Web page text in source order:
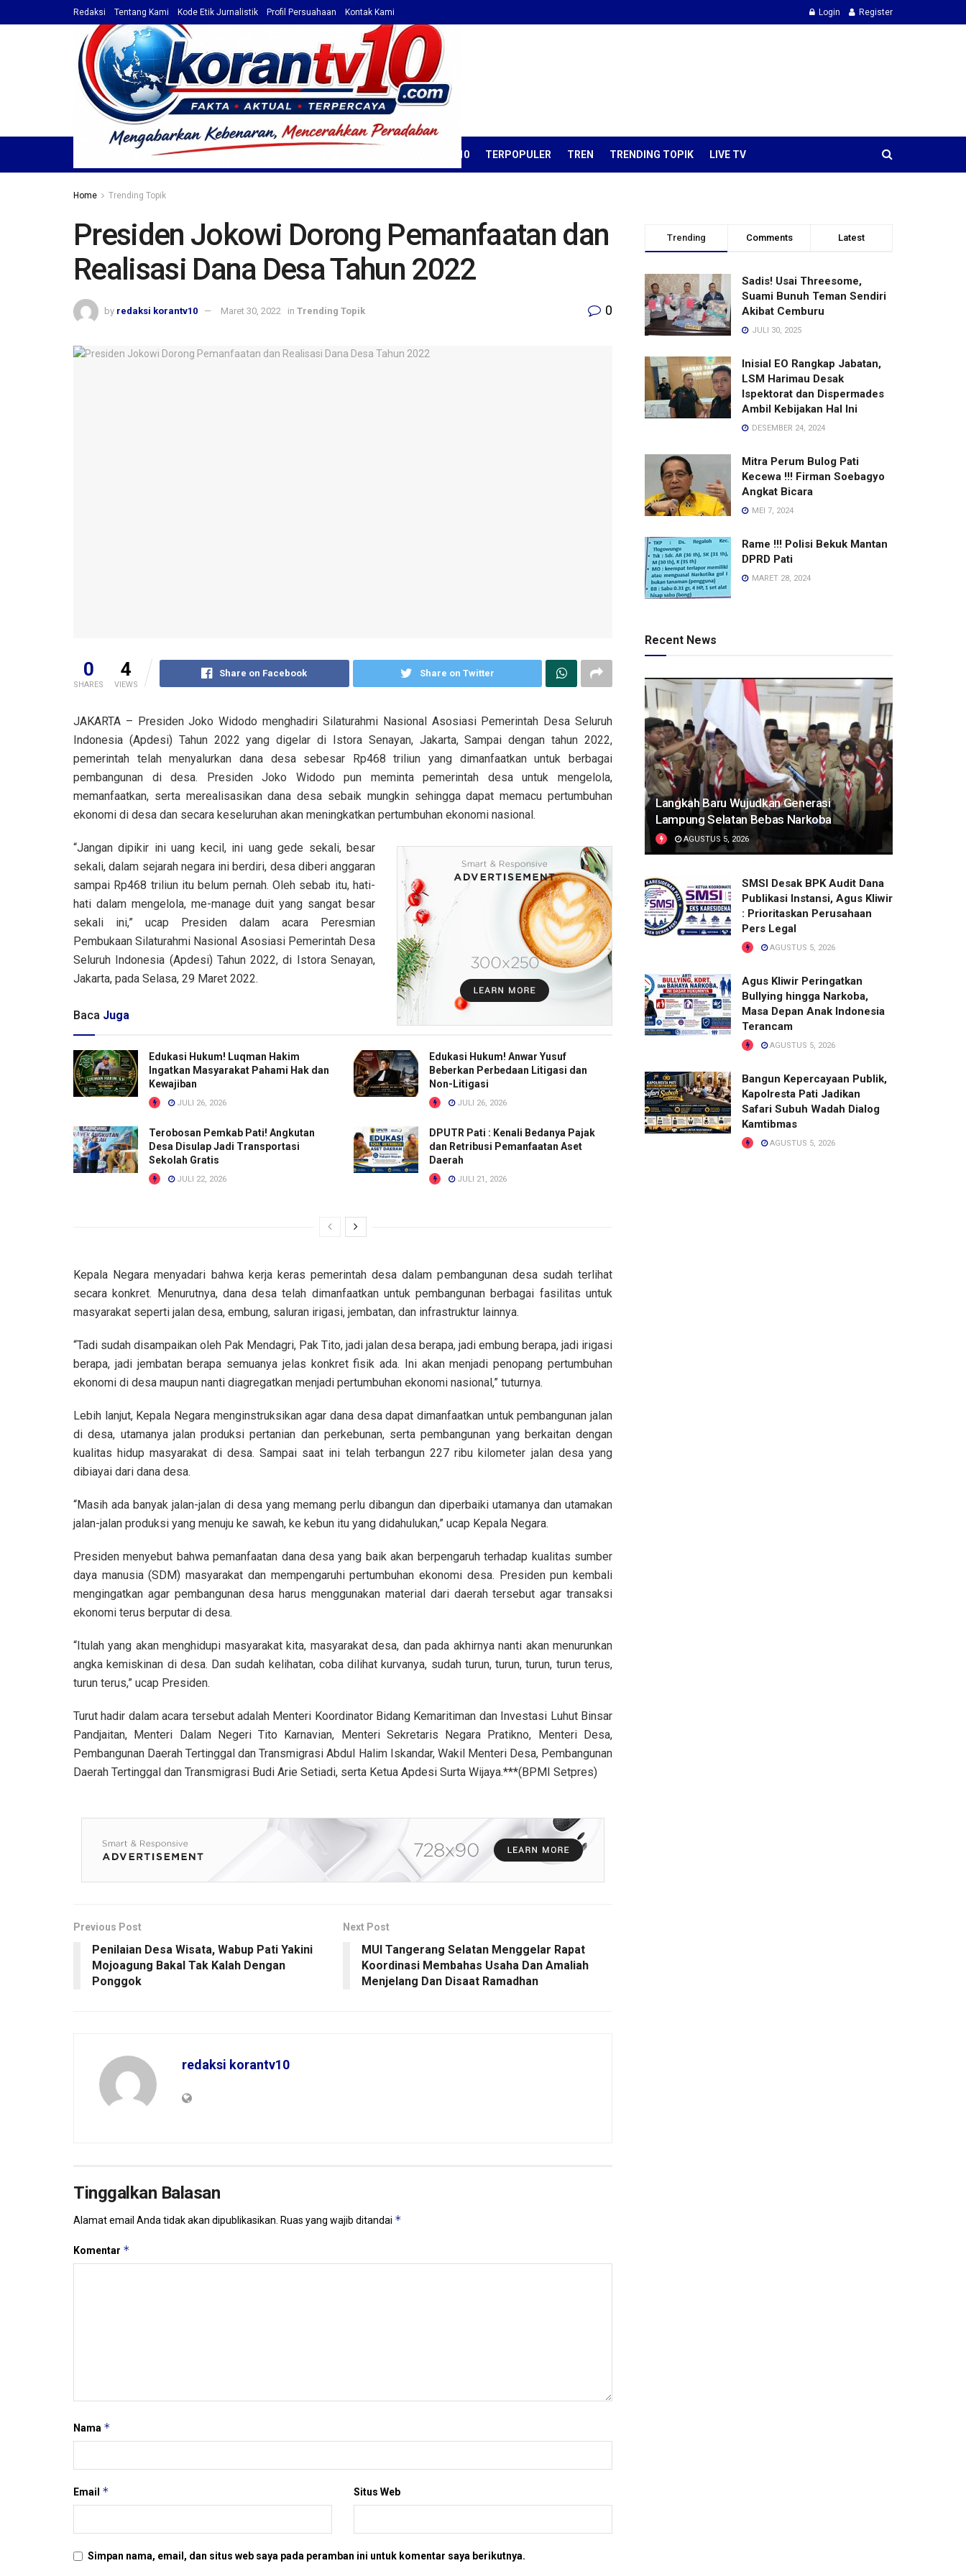
Redaksi Tentang Kami Kode Etik Jurnalistik Profil Persuahaan Kontak Kami Login Register
TOP NEWS BERITA KORAN TV10 TERPOPULER TREN TRENDING TOPIK LIVE TV
Home Trending Topik
Presiden Jokowi Dorong Pemanfaatan dan
Realisasi Dana Desa Tahun 2022
by redaksi korantv10 Maret 30, 2022 in Trending Topik 0
0
SHARES
4
VIEWS
Share on Facebook Share on Twitter
JAKARTA – Presiden Joko Widodo menghadiri Silaturahmi Nasional Asosiasi Pemerintah Desa Seluruh
Indonesia (Apdesi) Tahun 2022 yang digelar di Istora Senayan, Jakarta, Sampai dengan tahun 2022,
pemerintah telah menyalurkan dana desa sebesar Rp468 triliun yang dimanfaatkan untuk berbagai
pembangunan di desa. Presiden Joko Widodo pun meminta pemerintah desa untuk mengelola,
memanfaatkan, serta merealisasikan dana desa sebaik mungkin sehingga dapat memacu pertumbuhan
ekonomi di desa dan secara keseluruhan akan meningkatkan pertumbuhan ekonomi nasional.
“Jangan dipikir ini uang kecil, ini uang gede sekali, besar
sekali, dalam sejarah negara ini berdiri, desa diberi anggaran
sampai Rp468 triliun itu belum pernah. Oleh sebab itu, hati-
hati dalam mengelola, me-manage duit yang sangat besar
sekali ini,” ucap Presiden dalam acara Peresmian
Pembukaan Silaturahmi Nasional Asosiasi Pemerintah Desa
Seluruh Indonesia (Apdesi) Tahun 2022, di Istora Senayan,
Jakarta, pada Selasa, 29 Maret 2022.
Baca Juga
Edukasi Hukum! Luqman Hakim
Ingatkan Masyarakat Pahami Hak dan
Kewajiban
JULI 26, 2026
Edukasi Hukum! Anwar Yusuf
Beberkan Perbedaan Litigasi dan
Non-Litigasi
JULI 26, 2026
Terobosan Pemkab Pati! Angkutan
Desa Disulap Jadi Transportasi
Sekolah Gratis
JULI 22, 2026
DPUTR Pati : Kenali Bedanya Pajak
dan Retribusi Pemanfaatan Aset
Daerah
JULI 21, 2026
Kepala Negara menyadari bahwa kerja keras pemerintah desa dalam pembangunan desa sudah terlihat
secara konkret. Menurutnya, dana desa telah dimanfaatkan untuk pembangunan berbagai fasilitas untuk
masyarakat seperti jalan desa, embung, saluran irigasi, jembatan, dan infrastruktur lainnya.
“Tadi sudah disampaikan oleh Pak Mendagri, Pak Tito, jadi jalan desa berapa, jadi embung berapa, jadi irigasi
berapa, jadi jembatan berapa semuanya jelas konkret fisik ada. Ini akan menjadi penopang pertumbuhan
ekonomi di desa maupun nanti diagregatkan menjadi pertumbuhan ekonomi nasional,” tuturnya.
Lebih lanjut, Kepala Negara menginstruksikan agar dana desa dapat dimanfaatkan untuk pembangunan jalan
di desa, utamanya jalan produksi pertanian dan perkebunan, serta pembangunan yang berkaitan dengan
kualitas hidup masyarakat di desa. Sampai saat ini telah terbangun 227 ribu kilometer jalan desa yang
dibiayai dari dana desa.
“Masih ada banyak jalan-jalan di desa yang memang perlu dibangun dan diperbaiki utamanya dan utamakan
jalan-jalan produksi yang menuju ke sawah, ke kebun itu yang didahulukan,” ucap Kepala Negara.
Presiden menyebut bahwa pemanfaatan dana desa yang baik akan berpengaruh terhadap kualitas sumber
daya manusia (SDM) masyarakat dan mempengaruhi pertumbuhan ekonomi desa. Presiden pun kembali
mengingatkan agar pembangunan desa harus menggunakan material dari daerah tersebut agar transaksi
ekonomi terus berputar di desa.
“Itulah yang akan menghidupi masyarakat kita, masyarakat desa, dan pada akhirnya nanti akan menurunkan
angka kemiskinan di desa. Dan sudah kelihatan, coba dilihat kurvanya, sudah turun, turun, turun, turun terus,
turun terus,” ucap Presiden.
Turut hadir dalam acara tersebut adalah Menteri Koordinator Bidang Kemaritiman dan Investasi Luhut Binsar
Pandjaitan, Menteri Dalam Negeri Tito Karnavian, Menteri Sekretaris Negara Pratikno, Menteri Desa,
Pembangunan Daerah Tertinggal dan Transmigrasi Abdul Halim Iskandar, Wakil Menteri Desa, Pembangunan
Daerah Tertinggal dan Transmigrasi Budi Arie Setiadi, serta Ketua Apdesi Surta Wijaya.***(BPMI Setpres)
Previous Post
Penilaian Desa Wisata, Wabup Pati Yakini
Mojoagung Bakal Tak Kalah Dengan
Ponggok
Next Post
MUI Tangerang Selatan Menggelar Rapat
Koordinasi Membahas Usaha Dan Amaliah
Menjelang Dan Disaat Ramadhan
redaksi korantv10
Tinggalkan Balasan
Alamat email Anda tidak akan dipublikasikan. Ruas yang wajib ditandai *
Komentar *
Nama *
Email * Situs Web
Simpan nama, email, dan situs web saya pada peramban ini untuk komentar saya berikutnya.
Trending Comments Latest
Sadis! Usai Threesome,
Suami Bunuh Teman Sendiri
Akibat Cemburu
JULI 30, 2025
Inisial EO Rangkap Jabatan,
LSM Harimau Desak
Ispektorat dan Dispermades
Ambil Kebijakan Hal Ini
DESEMBER 24, 2024
Mitra Perum Bulog Pati
Kecewa !!! Firman Soebagyo
Angkat Bicara
MEI 7, 2024
Rame !!! Polisi Bekuk Mantan
DPRD Pati
MARET 28, 2024
Recent News
Langkah Baru Wujudkan Generasi
Lampung Selatan Bebas Narkoba
AGUSTUS 5, 2026
SMSI Desak BPK Audit Dana
Publikasi Instansi, Agus Kliwir
: Prioritaskan Perusahaan
Pers Legal
AGUSTUS 5, 2026
Agus Kliwir Peringatkan
Bullying hingga Narkoba,
Masa Depan Anak Indonesia
Terancam
AGUSTUS 5, 2026
Bangun Kepercayaan Publik,
Kapolresta Pati Jadikan
Safari Subuh Wadah Dialog
Kamtibmas
AGUSTUS 5, 2026